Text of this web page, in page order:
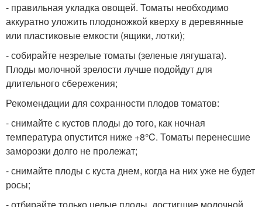
- правильная укладка овощей. Томаты необходимо
аккуратно уложить плодоножкой кверху в деревянные
или пластиковые емкости (ящики, лотки);
- собирайте незрелые томаты (зеленые лягушата).
Плоды молочной зрелости лучше подойдут для
длительного сбережения;
Рекомендации для сохранности плодов томатов:
- снимайте с кустов плоды до того, как ночная
температура опустится ниже +8°C. Томаты перенесшие
заморозки долго не пролежат;
- снимайте плоды с куста днем, когда на них уже не будет
росы;